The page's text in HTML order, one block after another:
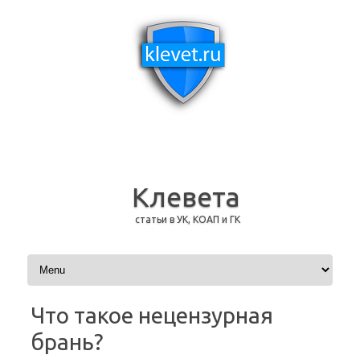
Клевета
статьи в УК, КОАП и ГК
Перейти к содержимому
Что такое нецензурная
брань?